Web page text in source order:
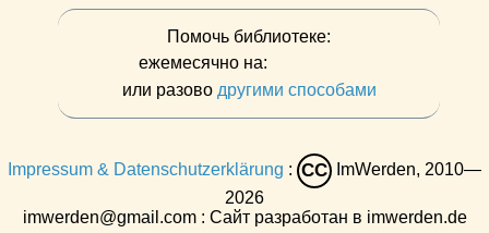
Помочь библиотеке:
ежемесячно на:
или разово другими способами
Impressum & Datenschutzerklärung : CC
ImWerden, 2010—
2026
imwerden@gmail.com : Сайт разработан в imwerden.de